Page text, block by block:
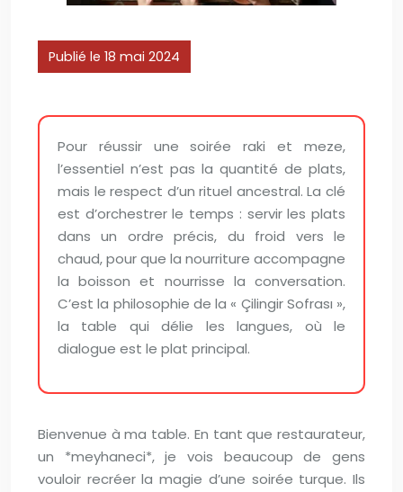
Publié le 18 mai 2024
Pour réussir une soirée raki et meze,
l’essentiel n’est pas la quantité de plats,
mais le respect d’un rituel ancestral. La clé
est d’orchestrer le temps : servir les plats
dans un ordre précis, du froid vers le
chaud, pour que la nourriture accompagne
la boisson et nourrisse la conversation.
C’est la philosophie de la « Çilingir Sofrası »,
la table qui délie les langues, où le
dialogue est le plat principal.
Bienvenue à ma table. En tant que restaurateur,
un *meyhaneci*, je vois beaucoup de gens
vouloir recréer la magie d’une soirée turque. Ils